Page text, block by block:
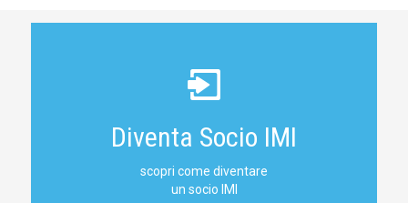
Diventa Socio IMI
scopri come diventare
un socio IMI